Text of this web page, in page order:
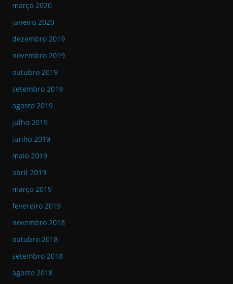
março 2020
janeiro 2020
dezembro 2019
novembro 2019
outubro 2019
setembro 2019
agosto 2019
julho 2019
junho 2019
maio 2019
abril 2019
março 2019
fevereiro 2019
novembro 2018
outubro 2018
setembro 2018
agosto 2018